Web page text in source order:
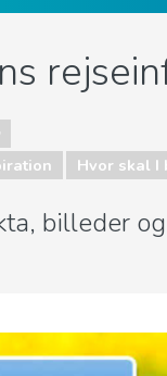
Hvor skal I
billeder